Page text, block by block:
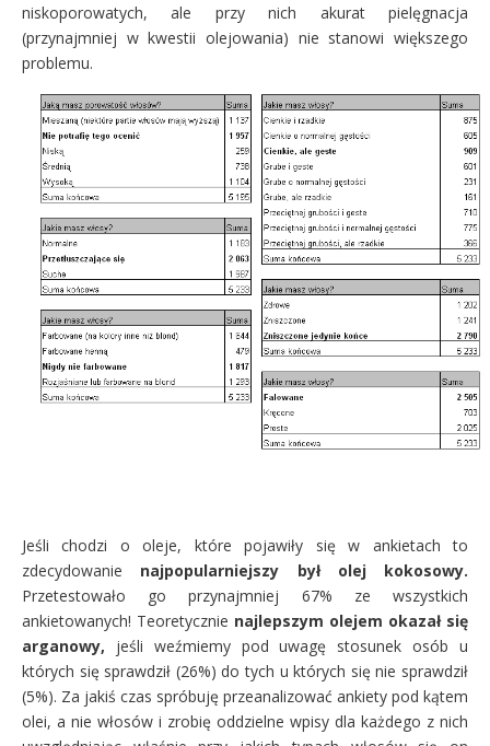
niskoporowatych, ale przy nich akurat pielęgnacja
(przynajmniej w kwestii olejowania) nie stanowi większego
problemu.
Jeśli chodzi o oleje, które pojawiły się w ankietach to
zdecydowanie najpopularniejszy był olej kokosowy.
Przetestowało go przynajmniej 67% ze wszystkich
ankietowanych! Teoretycznie najlepszym olejem okazał się
arganowy, jeśli weźmiemy pod uwagę stosunek osób u
których się sprawdził (26%) do tych u których się nie sprawdził
(5%). Za jakiś czas spróbuję przeanalizować ankiety pod kątem
olei, a nie włosów i zrobię oddzielne wpisy dla każdego z nich